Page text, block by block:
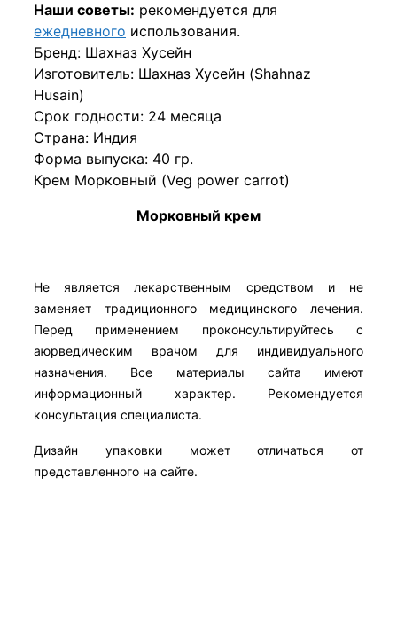
Наши советы: рекомендуется для
ежедневного использования.
Бренд: Шахназ Хусейн
Изготовитель: Шахназ Хусейн (Shahnaz
Husain)
Срок годности: 24 месяца
Страна: Индия
Форма выпуска: 40 гр.
Крем Морковный (Veg power carrot)
Морковный крем
Не является лекарственным средством и не
заменяет традиционного медицинского лечения.
Перед применением проконсультируйтесь с
аюрведическим врачом для индивидуального
назначения. Все материалы сайта имеют
информационный характер. Рекомендуется
консультация специалиста.
Дизайн упаковки может отличаться от
представленного на сайте.